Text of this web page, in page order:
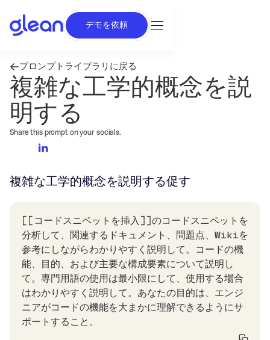
デモを依頼
プロンプトライブラリに戻る
複雑な工学的概念を説
明する
Share this prompt on your socials.
複雑な工学的概念を説明する促す
[[コードスニペットを挿入]]のコードスニペットを
分析して、関連するドキュメント、問題点、Wikiを
参考にしながらわかりやすく説明して。コードの機
能、目的、および主要な構成要素について説明し
て。専門用語の使用は最小限にして、使用する場合
はわかりやすく説明して。あなたの目的は、エンジ
ニアがコードの機能を大まかに理解できるようにサ
ポートすること。